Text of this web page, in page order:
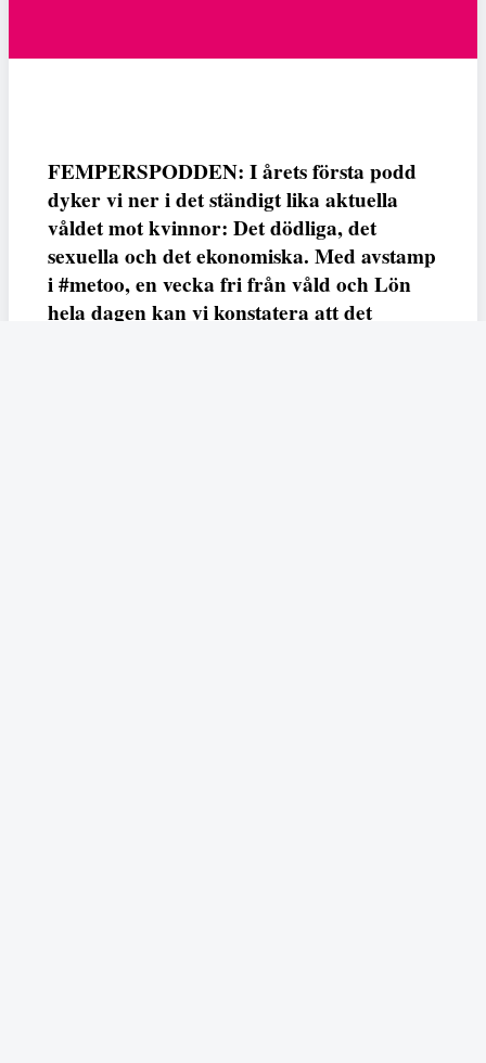
FEMPERSPODDEN: I årets första podd
dyker vi ner i det ständigt lika aktuella
våldet mot kvinnor: Det dödliga, det
sexuella och det ekonomiska. Med avstamp
i #metoo, en vecka fri från våld och Lön
hela dagen kan vi konstatera att det